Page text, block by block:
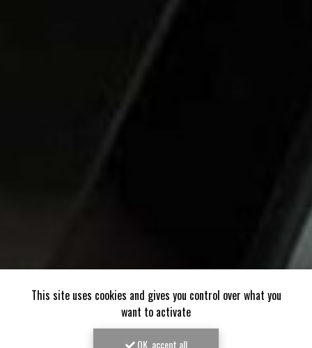
Une flotte de 20 véhicules de prêt sont à votre
disposition pendantla durée de réparation
This site uses cookies and gives you control over what you
want to activate
OK, accept all